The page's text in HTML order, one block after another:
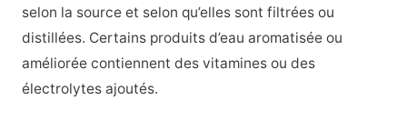
selon la source et selon qu’elles sont filtrées ou
distillées. Certains produits d’eau aromatisée ou
améliorée contiennent des vitamines ou des
électrolytes ajoutés.